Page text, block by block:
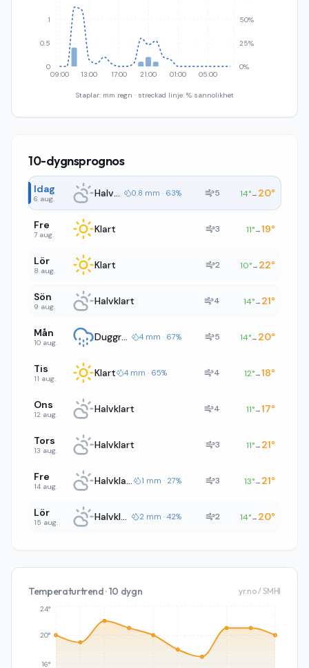
09:00 13:00 17:00 21:00 01:00 05:00
0
0.5
1
0%
25%
50%
Staplar: mm regn · streckad linje: % sannolikhet
10-dygnsprognos
Idag
6 aug. Halvklart 0.8 mm · 63% 5 14°→ 20°
Fre
7 aug. Klart 3 11°→19°
Lör
8 aug. Klart 2 10°→ 22°
Sön
9 aug. Halvklart 4 14°→ 21°
Mån
10 aug. Duggregn 4 mm · 67% 5 14°→ 20°
Tis
11 aug. Klart 4 mm · 65% 4 12°→18°
Ons
12 aug. Halvklart 4 11°→17°
Tors
13 aug. Halvklart 3 11°→ 21°
Fre
14 aug. Halvklart 1 mm · 27% 3 13°→ 21°
Lör
15 aug. Halvklart 2 mm · 42% 2 14°→ 20°
Temperaturtrend · 10 dygn yr.no / SMHI
16°
20°
24°